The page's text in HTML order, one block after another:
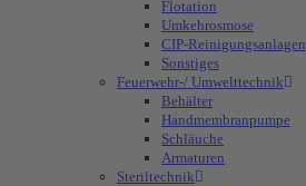
Flotation
Umkehrosmose
CIP-Reinigungsanlagen
Sonstiges
Feuerwehr-/ Umwelttechnik
Behälter
Handmembranpumpe
Schläuche
Armaturen
Steriltechnik